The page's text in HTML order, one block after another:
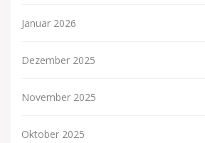
Januar 2026
Dezember 2025
November 2025
Oktober 2025